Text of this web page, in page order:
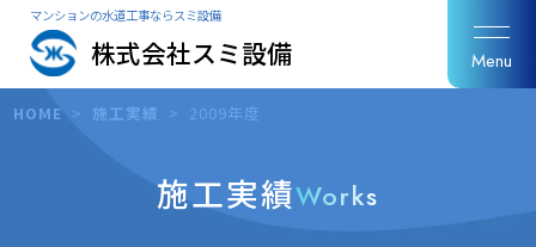
マンションの水道工事ならスミ設備
株式会社スミ設備 Menu
施工実績Works
HOME > 施工実績 > 2009年度